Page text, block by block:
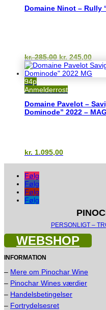
Domaine Ninot – Rully
kr.285,00 Den
oprindelige
pris
kr. 285,00.
kr. 245,00Den
pris
94p
Anmelderrost
Domaine Pavelot –
Dominode” 2022 –
kr. 1.095,00
Følg
Følg
Følg
Følg
PERSONLIGT –
WEBSHOP
INFORMATION
– Mere om Pinochar Wine
– Pinochar Wines værdier
– Handelsbetingelser
– Fortrydelsesret